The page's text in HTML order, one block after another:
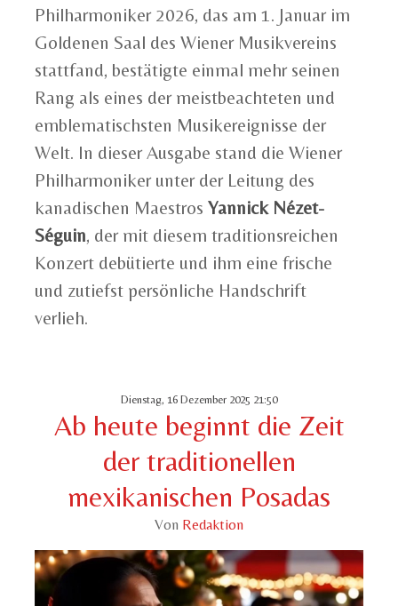
Philharmoniker 2026, das am 1. Januar im
Goldenen Saal des Wiener Musikvereins
stattfand, bestätigte einmal mehr seinen
Rang als eines der meistbeachteten und
emblematischsten Musikereignisse der
Welt. In dieser Ausgabe stand die Wiener
Philharmoniker unter der Leitung des
kanadischen Maestros Yannick Nézet-
Séguin, der mit diesem traditionsreichen
Konzert debütierte und ihm eine frische
und zutiefst persönliche Handschrift
verlieh.
Dienstag, 16 Dezember 2025 21:50
Ab heute beginnt die Zeit
der traditionellen
mexikanischen Posadas
Von Redaktion